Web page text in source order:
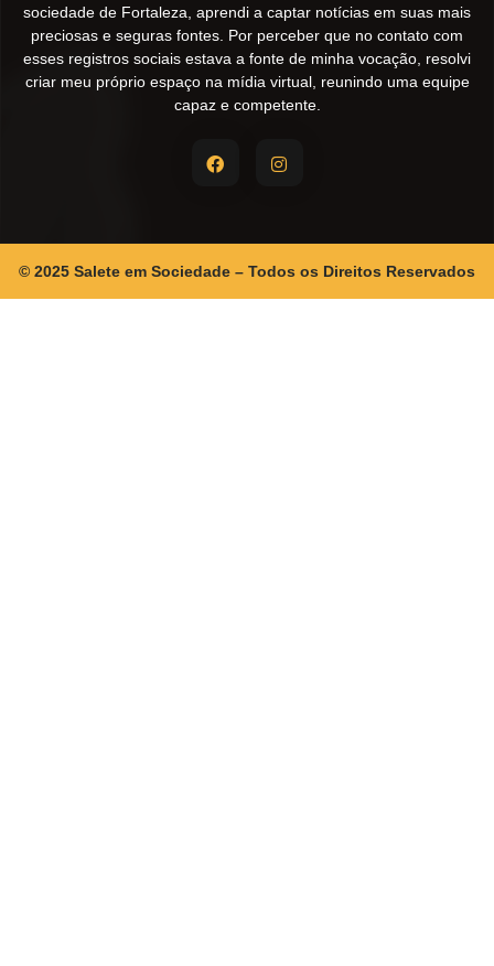
sociedade de Fortaleza, aprendi a captar notícias em suas mais
preciosas e seguras fontes. Por perceber que no contato com
esses registros sociais estava a fonte de minha vocação, resolvi
criar meu próprio espaço na mídia virtual, reunindo uma equipe
capaz e competente.
© 2025 Salete em Sociedade – Todos os Direitos Reservados